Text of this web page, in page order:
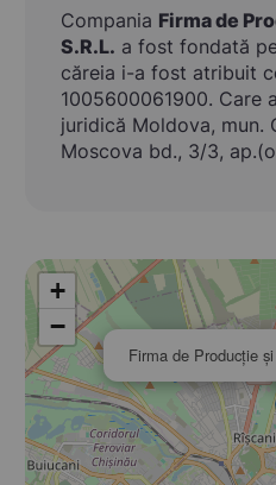
Compania Firma de
S.R.L. a fost fondată
căreia i-a fost atribuit
1005600061900. Care
juridică Moldova, mun.
Moscova bd., 3/3,
Firma de Producţie
+
−